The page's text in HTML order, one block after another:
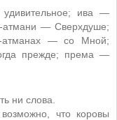
ива —
атмани — Сверхдуше;
атманах — со Мной;
прежде; према —
ни слова.
что коровы